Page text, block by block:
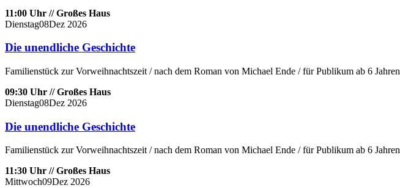
11:00 Uhr // Großes Haus
Dienstag08Dez 2026
Die unendliche Geschichte
Familienstück zur Vorweihnachtszeit / nach dem Roman von Michael Ende / für Publikum ab 6 Jahren
09:30 Uhr // Großes Haus
Dienstag08Dez 2026
Die unendliche Geschichte
Familienstück zur Vorweihnachtszeit / nach dem Roman von Michael Ende / für Publikum ab 6 Jahren
11:30 Uhr // Großes Haus
Mittwoch09Dez 2026